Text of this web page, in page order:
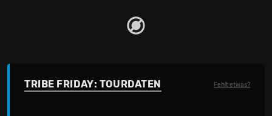
TRIBE FRIDAY: TOURDATEN Fehlt etwas?